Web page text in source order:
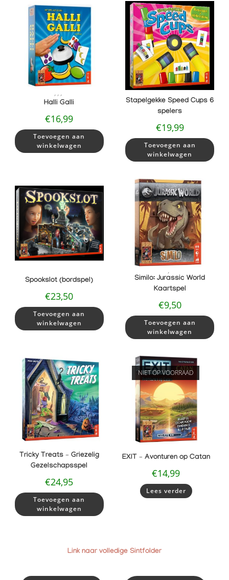
, , ,
Halli Galli
€16,99
Toevoegen aan
winkelwagen
Stapelgekke Speed Cups 6
spelers
€19,99
Toevoegen aan
winkelwagen
Spookslot (bordspel)
€23,50
Toevoegen aan
winkelwagen
,
Similo: Jurassic World
Kaartspel
€9,50
Toevoegen aan
winkelwagen
Tricky Treats – Griezelig
Gezelschapsspel
€24,95
Toevoegen aan
winkelwagen
NIET OP VOORRAAD
EXIT – Avonturen op Catan
€14,99
Lees verder
Link naar volledige Sintfolder